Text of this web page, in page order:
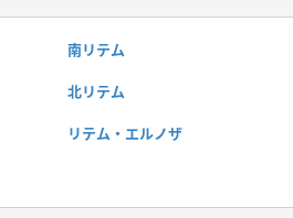
南リテム
北リテム
リテム・エルノザ